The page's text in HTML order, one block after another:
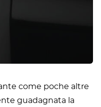
come poche altre
guadagnata la